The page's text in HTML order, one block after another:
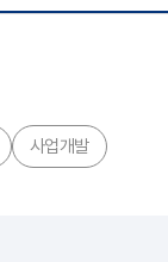
사업개발